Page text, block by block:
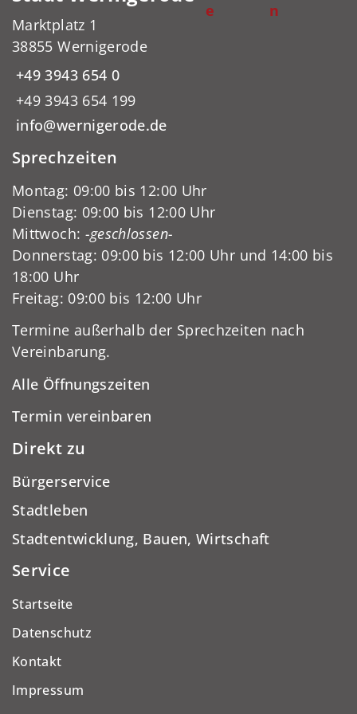
e
n
Marktplatz 1
38855 Wernigerode
+49 3943 654 0
+49 3943 654 199
info@wernigerode.de
Sprechzeiten
Montag: 09:00 bis 12:00 Uhr
Dienstag: 09:00 bis 12:00 Uhr
Mittwoch: -geschlossen-
Donnerstag: 09:00 bis 12:00 Uhr und 14:00 bis
18:00 Uhr
Freitag: 09:00 bis 12:00 Uhr
Termine außerhalb der Sprechzeiten nach
Vereinbarung.
Alle Öffnungszeiten
Termin vereinbaren
Direkt zu
Bürgerservice
Stadtleben
Stadtentwicklung, Bauen, Wirtschaft
Service
Startseite
Datenschutz
Kontakt
Impressum